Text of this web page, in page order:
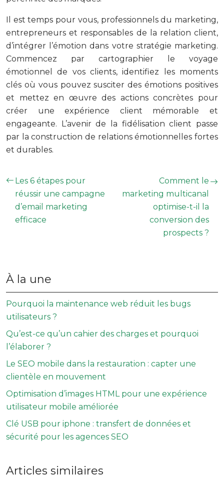
Il est temps pour vous, professionnels du marketing,
entrepreneurs et responsables de la relation client,
d’intégrer l’émotion dans votre stratégie marketing.
Commencez par cartographier le voyage
émotionnel de vos clients, identifiez les moments
clés où vous pouvez susciter des émotions positives
et mettez en œuvre des actions concrètes pour
créer une expérience client mémorable et
engageante. L’avenir de la fidélisation client passe
par la construction de relations émotionnelles fortes
et durables.
Les 6 étapes pour
réussir une campagne
d’email marketing
efficace
Comment le
marketing multicanal
optimise-t-il la
conversion des
prospects ?
À la une
Pourquoi la maintenance web réduit les bugs
utilisateurs ?
Qu’est-ce qu’un cahier des charges et pourquoi
l’élaborer ?
Le SEO mobile dans la restauration : capter une
clientèle en mouvement
Optimisation d’images HTML pour une expérience
utilisateur mobile améliorée
Clé USB pour iphone : transfert de données et
sécurité pour les agences SEO
Articles similaires